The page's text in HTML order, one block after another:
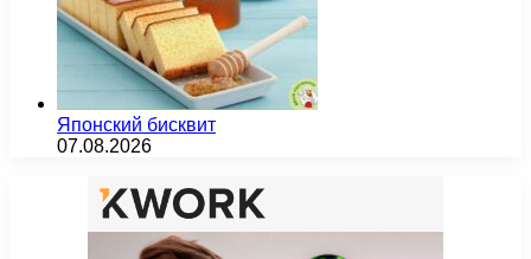
Японский бисквит
07.08.2026